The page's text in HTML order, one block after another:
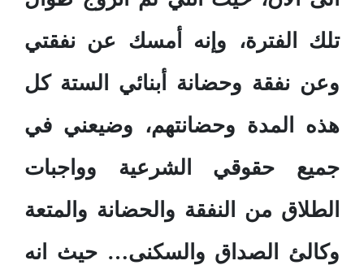
تلك الفترة، وإنه أمسك عن نفقتي
وعن نفقة وحضانة أبنائي الستة كل
هذه المدة وحضانتهم، وضيعني في
جميع حقوقي الشرعية وواجبات
الطلاق من النفقة والحضانة والمتعة
وكالئ الصداق والسكنى… حيث انه